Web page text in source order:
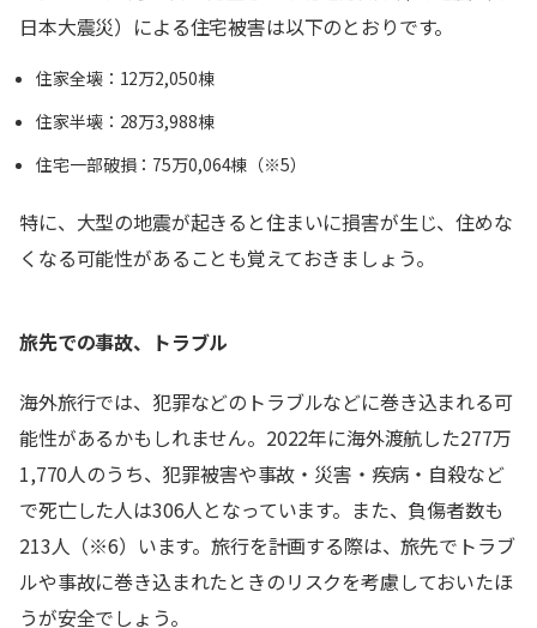
日本大震災）による住宅被害は以下のとおりです。
住家全壊：12万2,050棟
住家半壊：28万3,988棟
住宅一部破損：75万0,064棟（※5）
特に、大型の地震が起きると住まいに損害が生じ、住めな
くなる可能性があることも覚えておきましょう。
旅先での事故、トラブル
海外旅行では、犯罪などのトラブルなどに巻き込まれる可
能性があるかもしれません。2022年に海外渡航した277万
1,770人のうち、犯罪被害や事故・災害・疾病・自殺など
で死亡した人は306人となっています。また、負傷者数も
213人（※6）います。旅行を計画する際は、旅先でトラブ
ルや事故に巻き込まれたときのリスクを考慮しておいたほ
うが安全でしょう。